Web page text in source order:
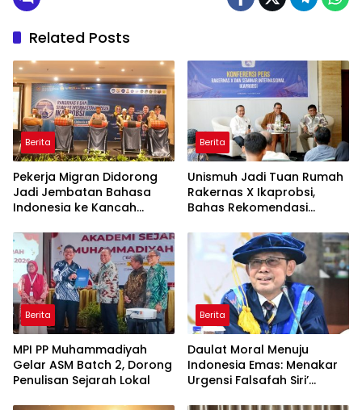
Related Posts
Berita
Pekerja Migran Didorong
Jadi Jembatan Bahasa
Indonesia ke Kancah
Berita
Unismuh Jadi Tuan Rumah
Rakernas X Ikaprobsi,
Bahas Rekomendasi
Indonesia di Tingkat
Global
Berita
MPI PP Muhammadiyah
Gelar ASM Batch 2, Dorong
Penulisan Sejarah Lokal
Berita
Daulat Moral Menuju
Indonesia Emas: Menakar
Urgensi Falsafah Siri’